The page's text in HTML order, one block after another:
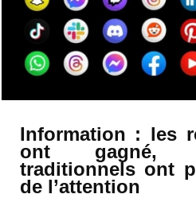
Information : les
ont gagné,
traditionnels ont
de l’attention